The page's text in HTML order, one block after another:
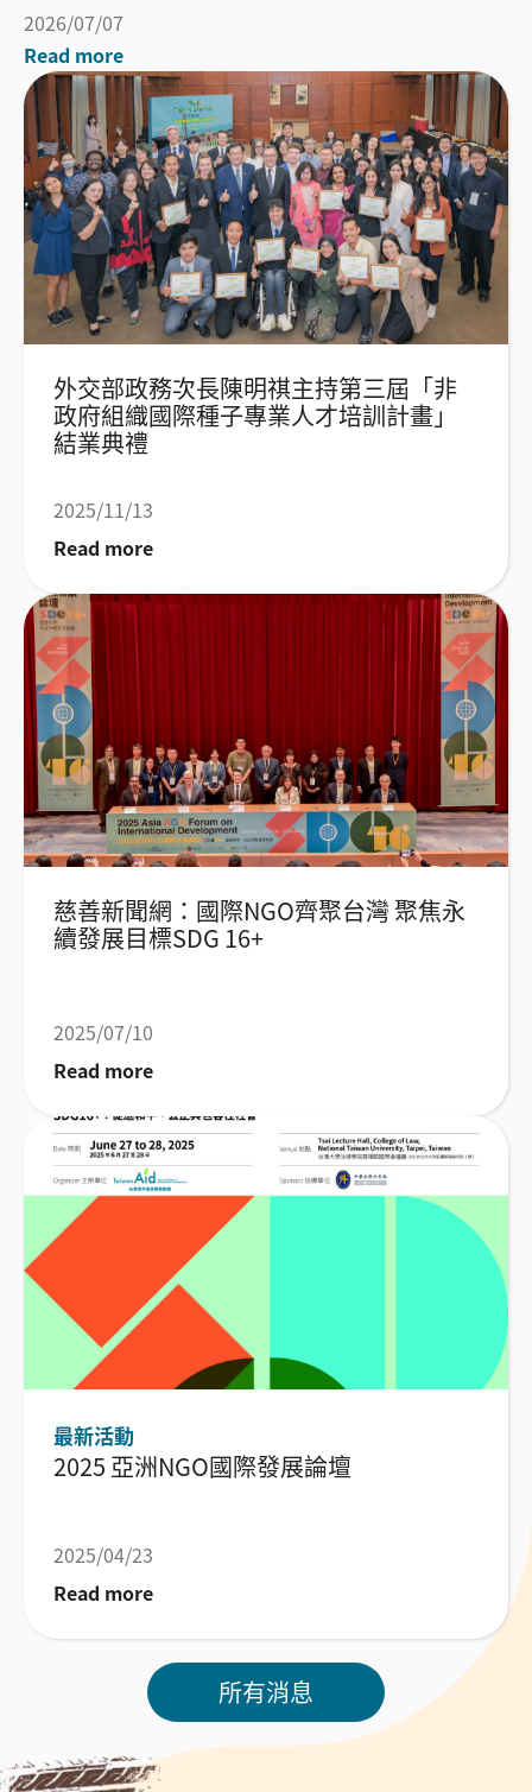
2026/07/07
Read more
外交部政務次長陳明祺主持第三屆「非
政府組織國際種子專業人才培訓計畫」
結業典禮
2025/11/13
Read more
慈善新聞網：國際NGO齊聚台灣 聚焦永
續發展目標SDG 16+
2025/07/10
Read more
最新活動
2025 亞洲NGO國際發展論壇
2025/04/23
Read more